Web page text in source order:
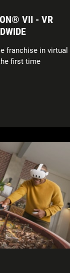
VII - VR
franchise in virtual
first time